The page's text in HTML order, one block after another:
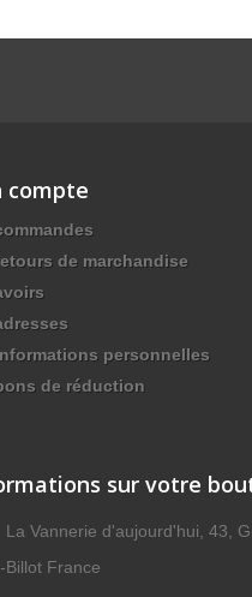
compte
de marchandise
personnelles
de réduction
sur votre
La Vannerie d'aujourd'hui, 43,
Billot France